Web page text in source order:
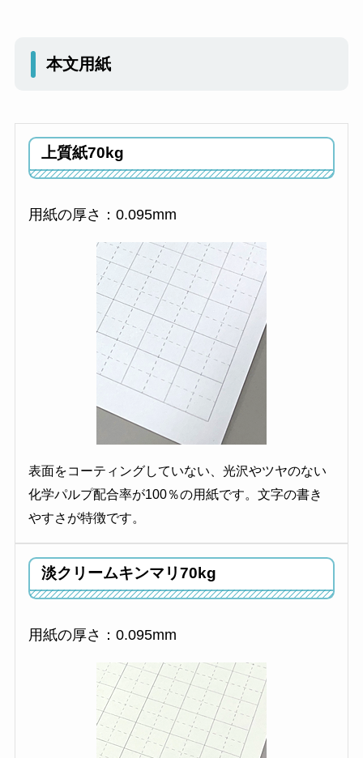
本文用紙
上質紙70kg
用紙の厚さ：0.095mm
表面をコーティングしていない、光沢やツヤのない
化学パルプ配合率が100％の用紙です。文字の書き
やすさが特徴です。
淡クリームキンマリ70kg
用紙の厚さ：0.095mm